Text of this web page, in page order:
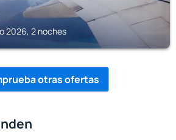
2026, 2 noches
otras ofertas